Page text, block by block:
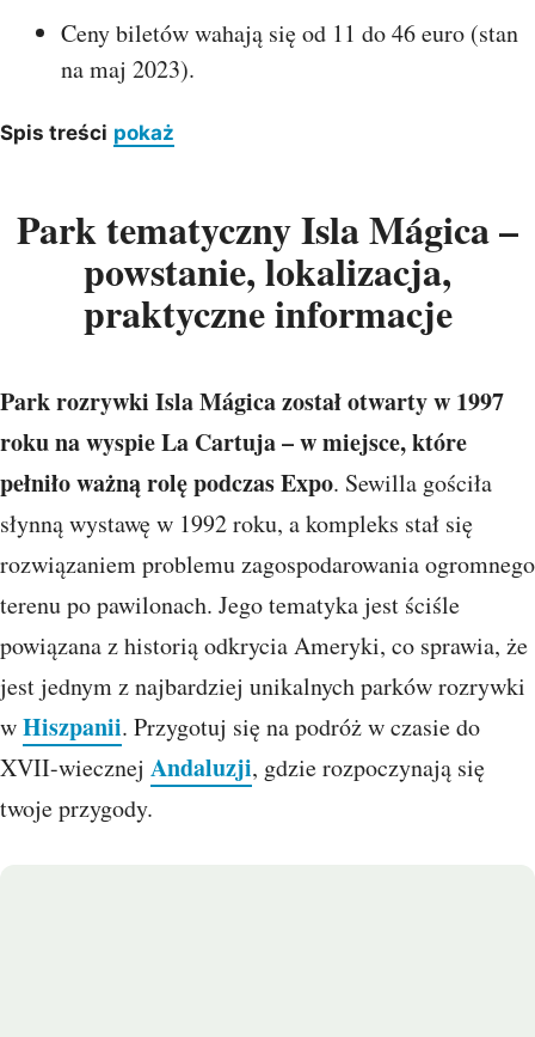
Ceny biletów wahają się od 11 do 46 euro (stan
na maj 2023).
Spis treści pokaż
Park tematyczny Isla Mágica –
powstanie, lokalizacja,
praktyczne informacje
Park rozrywki Isla Mágica został otwarty w 1997
roku na wyspie La Cartuja – w miejsce, które
pełniło ważną rolę podczas Expo. Sewilla gościła
słynną wystawę w 1992 roku, a kompleks stał się
rozwiązaniem problemu zagospodarowania ogromnego
terenu po pawilonach. Jego tematyka jest ściśle
powiązana z historią odkrycia Ameryki, co sprawia, że
jest jednym z najbardziej unikalnych parków rozrywki
wHiszpanii. Przygotuj się na podróż w czasie do
XVII-wiecznej Andaluzji, gdzie rozpoczynają się
twoje przygody.